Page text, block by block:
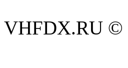
VHFDX.RU ©